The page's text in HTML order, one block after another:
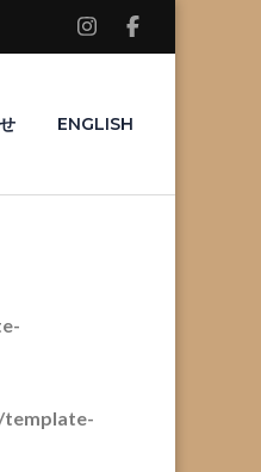
ENGLISH
template-